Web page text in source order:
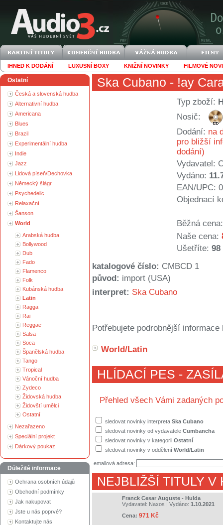
IHNED K DODÁNÍ LUXUSNÍ BOXY KNIŽNÍ NOVINKY FILMOVÉ
Ostatní
Česká a slovenská hudba
Alternativní hudba
Americana
Blues
Brazil
Experimentální hudba
Indie
Jazz
Lidová píseň/Dechovka
Německý šlágr
Psychedelic
Relaxační
Šanson
World
Arabská hudba
Bollywood
Dub
Fado
Flamenco
Folk
Kubánská hudba
Latin
Ragga
Rai
Reggae
Salsa
Soca
Španělská hudba
Tango
Tropical
Vánoční hudba
Zydeco
Židovská hudba
Židovští umělci
Ostatní
Nezařazeno
Speciální projekt
Dárkový poukaz
Důležité informace
Ochrana osobních údajů
Obchodní podmínky
Jak nakupovat
Jste u nás poprvé?
Kontaktujte nás
Ska Cubano - !ay
Typ zboží:
Nosič:
Dodání: na
pro bližší
dodání)
Vydavatel:
Vydáno:
EAN/UPC:
Objednací
Běžná cena:
Naše cena:
Ušetříte: 98
katalogové číslo: CMBCD 1
původ: import (USA)
interpret: Ska Cubano
Potřebujete podrobnější
World/Latin
HLÍDACÍ PES -
Přehled všech Vámi zadaných
sledovat novinky interpreta Ska Cubano
sledovat novinky od vydavatele Cumbancha
sledovat novinky v kategorii Ostatní
sledovat novinky v oddělení World/Latin
emailová adresa:
NEJBLIŽŠÍ TITULY V
Franck Cesar Auguste - Hulda
Vydavatel: Naxos | Vydáno: 1.10.2021
Cena: 971 Kč